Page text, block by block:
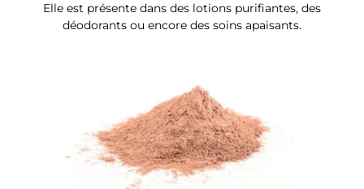
Elle est présente dans des lotions purifiantes, des
déodorants ou encore des soins apaisants.